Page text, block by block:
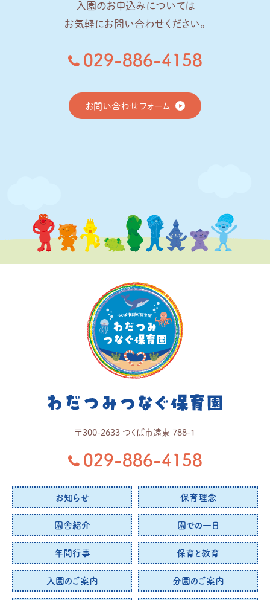
入園のお申込みについては
お気軽にお問い合わせください。
029-886-4158
お問い合わせフォーム
〒300-2633 つくば市遠東 788-1
029-886-4158
お知らせ 保育理念
園舎紹介 園での一日
年間行事 保育と教育
入園のご案内 分園のご案内